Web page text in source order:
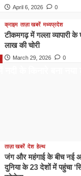
April 6, 2026 0
क्राइम ताज़ा खबरें मध्यप्रदेश
टीकमगढ़ में गल्ला व्यापारी
लाख की चोरी
March 29, 2026 0
ताज़ा खबरें देश हेल्थ
जंग और महंगाई के बीच नई
दुनिया के 23 देशों में पहुंचा